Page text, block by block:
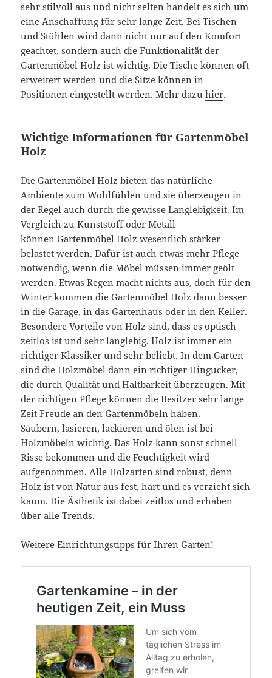
sehr stilvoll aus und nicht selten handelt es sich um
eine Anschaffung für sehr lange Zeit. Bei Tischen
und Stühlen wird dann nicht nur auf den Komfort
geachtet, sondern auch die Funktionalität der
Gartenmöbel Holz ist wichtig. Die Tische können oft
erweitert werden und die Sitze können in
Positionen eingestellt werden. Mehr dazuhier.
Wichtige Informationen für Gartenmöbel
Holz
Die Gartenmöbel Holz bieten das natürliche
Ambiente zum Wohlfühlen und sie überzeugen in
der Regel auch durch die gewisse Langlebigkeit. Im
Vergleich zu Kunststoff oder Metall
können Gartenmöbel Holz wesentlich stärker
belastet werden. Dafür ist auch etwas mehr Pflege
notwendig, wenn die Möbel müssen immer geölt
werden. Etwas Regen macht nichts aus, doch für den
Winter kommen die Gartenmöbel Holz dann besser
in die Garage, in das Gartenhaus oder in den Keller.
Besondere Vorteile von Holz sind, dass es optisch
zeitlos ist und sehr langlebig. Holz ist immer ein
richtiger Klassiker und sehr beliebt. In dem Garten
sind die Holzmöbel dann ein richtiger Hingucker,
die durch Qualität und Haltbarkeit überzeugen. Mit
der richtigen Pflege können die Besitzer sehr lange
Zeit Freude an den Gartenmöbeln haben.
Säubern, lasieren, lackieren und ölen ist bei
Holzmöbeln wichtig. Das Holz kann sonst schnell
Risse bekommen und die Feuchtigkeit wird
aufgenommen. Alle Holzarten sind robust, denn
Holz ist von Natur aus fest, hart und es verzieht sich
kaum. Die Ästhetik ist dabei zeitlos und erhaben
über alle Trends.
Weitere Einrichtungstipps für Ihren Garten!